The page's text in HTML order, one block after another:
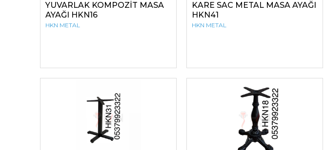
YUVARLAK KOMPOZİT MASA
AYAĞI HKN16
HKN METAL
KARE SAC METAL MASA AYAĞI
HKN41
HKN METAL